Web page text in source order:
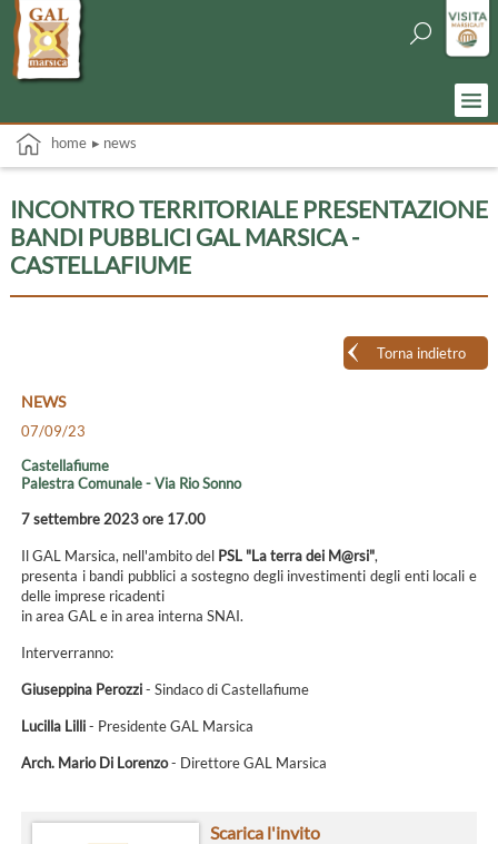
home ▸ news
INCONTRO TERRITORIALE PRESENTAZIONE
BANDI PUBBLICI GAL MARSICA -
CASTELLAFIUME
Torna indietro
NEWS
07/09/23
Castellafiume
Palestra Comunale - Via Rio Sonno
7 settembre 2023 ore 17.00
Il GAL Marsica, nell'ambito del PSL "La terra dei M@rsi",
presenta i bandi pubblici a sostegno degli investimenti degli enti locali e
delle imprese ricadenti
in area GAL e in area interna SNAI.
Interverranno:
Giuseppina Perozzi- Sindaco di Castellafiume
Lucilla Lilli- Presidente GAL Marsica
Arch. Mario Di Lorenzo- Direttore GAL Marsica
Scarica l'invito